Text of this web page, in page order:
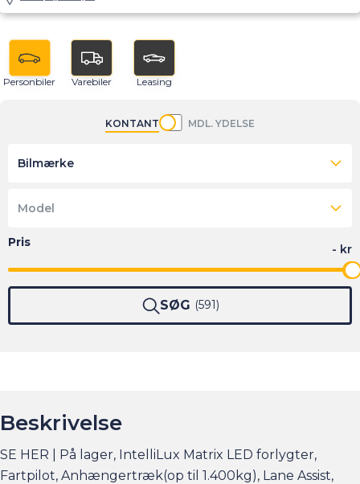
Personbiler Varebiler Leasing
KONTANT MDL. YDELSE
Bilmærke
Model
SØG 591
Beskrivelse
SE HER | På lager, IntelliLux Matrix LED forlygter,
Fartpilot, Anhængertræk(op til 1.400kg), Lane Assist,